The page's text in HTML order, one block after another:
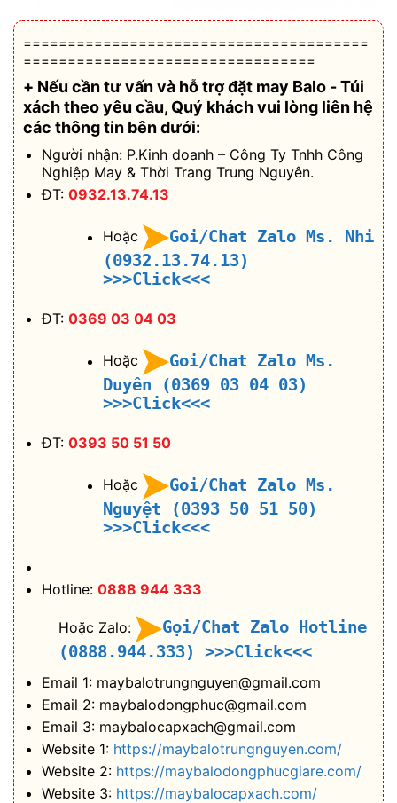
=======================================
=================================
+ Nếu cần tư vấn và hỗ trợđặt may Balo - Túi
xách theo yêu cầu, Quý khách vui lòng liên hệ
các thông tin bên dưới:
Người nhận: P.Kinh doanh – Công Ty Tnhh Công
Nghiệp May & Thời Trang Trung Nguyên.
ĐT: 0932.13.74.13
Hoặc
Goi/Chat Zalo Ms. Nhi
(0932.13.74.13)
>>>Click<<<
ĐT: 0369 03 04 03
Hoặc
Goi/Chat Zalo Ms.
Duyên (0369 03 04 03)
>>>Click<<<
ĐT: 0393 50 51 50
Hoặc
Goi/Chat Zalo Ms.
Nguyệt (0393 50 51 50)
>>>Click<<<
Hotline: 0888 944 333
Hoặc Zalo:
Gọi/Chat Zalo Hotline
(0888.944.333)
>>>Click<<<
Email 1: maybalotrungnguyen@gmail.com
Email 2: maybalodongphuc@gmail.com
Email 3: maybalocapxach@gmail.com
Website 1: https://maybalotrungnguyen.com/
Website 2: https://maybalodongphucgiare.com/
Website 3: https://maybalocapxach.com/